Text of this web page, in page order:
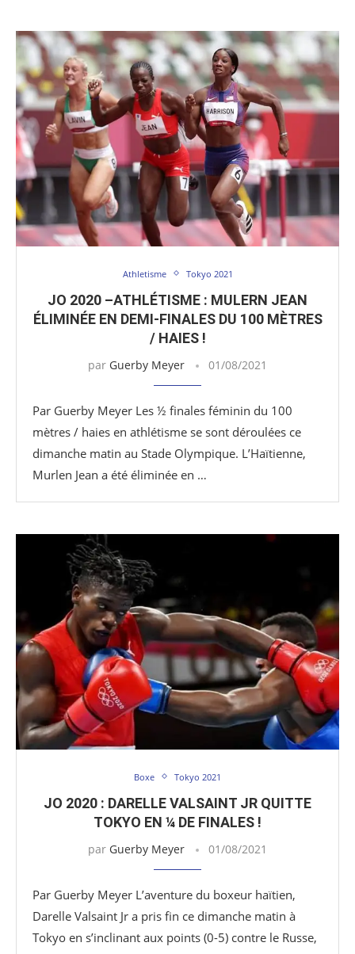
Athletisme Tokyo 2021
JO 2020 –ATHLÉTISME : MULERN JEAN
ÉLIMINÉE EN DEMI-FINALES DU 100 MÈTRES
/ HAIES !
par Guerby Meyer 01/08/2021
Par Guerby Meyer Les ½ finales féminin du 100
mètres / haies en athlétisme se sont déroulées ce
dimanche matin au Stade Olympique. L’Haïtienne,
Murlen Jean a été éliminée en …
Boxe Tokyo 2021
JO 2020 : DARELLE VALSAINT JR QUITTE
TOKYO EN ¼ DE FINALES !
par Guerby Meyer 01/08/2021
Par Guerby Meyer L’aventure du boxeur haïtien,
Darelle Valsaint Jr a pris fin ce dimanche matin à
Tokyo en s’inclinant aux points (0-5) contre le Russe,